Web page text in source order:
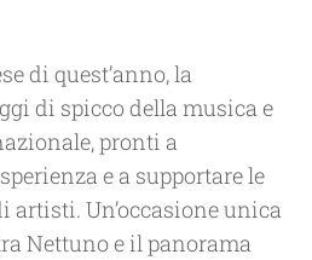
di quest’anno, la
di spicco della musica e
pronti a
e a supportare le
artisti. Un’occasione unica
Nettuno e il panorama